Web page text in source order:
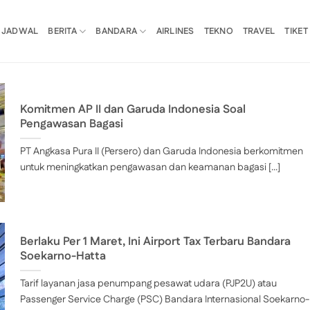
JADWAL BERITA BANDARA AIRLINES TEKNO TRAVEL TIKET
Komitmen AP II dan Garuda Indonesia Soal
Pengawasan Bagasi
PT Angkasa Pura II (Persero) dan Garuda Indonesia berkomitmen
untuk meningkatkan pengawasan dan keamanan bagasi [...]
Berlaku Per 1 Maret, Ini Airport Tax Terbaru Bandara
Soekarno-Hatta
Tarif layanan jasa penumpang pesawat udara (PJP2U) atau
Passenger Service Charge (PSC) Bandara Internasional Soekarno-